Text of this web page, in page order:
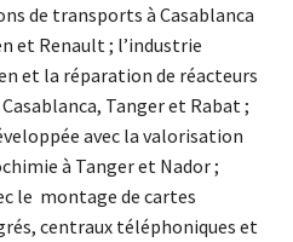
de transports à Casablanca
et Renault ; l’industrie
et la réparation de réacteurs
Tanger et Rabat ;
avec la valorisation
à Tanger et Nador ;
le montage de cartes
centraux téléphoniques et